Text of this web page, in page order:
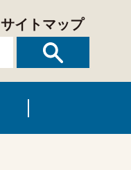
サイトマップ